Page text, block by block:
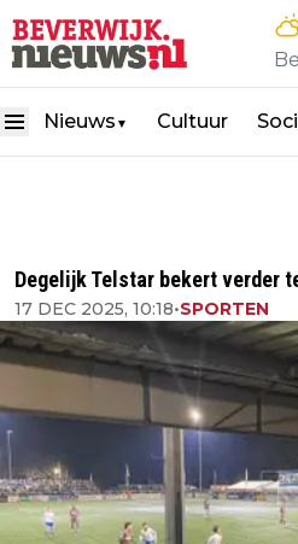
Nieuws ▼ Cultuur
Degelijk Telstar bekert verder
17 DEC 2025, 10:18•SPORTEN